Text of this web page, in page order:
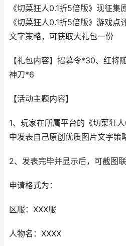
《切菜狂人0.1折5倍版》现征集
《切菜狂人0.1折5倍版》游戏点
文字策略，可获取大礼包一份
【礼包内容】招募令*30、红将
神刀*6
【活动主题内容】
1、玩家在所属平台的《切菜狂
中发表自己原创优质图片文字策
2、发表完毕并显示后，可截图
申请格式为：
区服：XXX服
人物名：XXXX